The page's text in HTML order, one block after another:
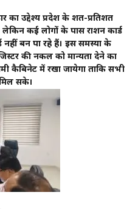
का उद्देश्य प्रदेश के शत-प्रतिशत
कई लोगों के पास राशन कार्ड
बन पा रहे हैं। इस समस्या के
की नकल को मान्यता देने का
कैबिनेट में रखा जायेगा ताकि सभी
सके।